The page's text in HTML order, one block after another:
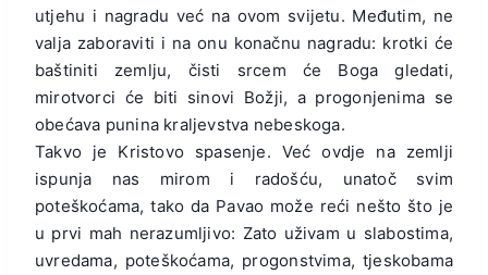
utjehu i nagradu već na ovom svijetu. Međutim, ne
valja zaboraviti i na onu konačnu nagradu: krotki će
baštiniti zemlju, čisti srcem će Boga gledati,
mirotvorci će biti sinovi Božji, a progonjenima se
obećava punina kraljevstva nebeskoga.
Takvo je Kristovo spasenje. Već ovdje na zemlji
ispunja nas mirom i radošću, unatoč svim
poteškoćama, tako da Pavao može reći nešto što je
u prvi mah nerazumljivo: Zato uživam u slabostima,
uvredama, poteškoćama, progonstvima, tjeskobama